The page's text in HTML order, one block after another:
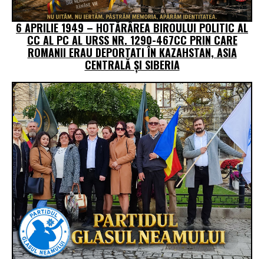
6 APRILIE 1949 – HOTĂRÂREA BIROULUI POLITIC AL
CC AL PC AL URSS NR. 1290-467CC PRIN CARE
ROMANII ERAU DEPORTATI ÎN KAZAHSTAN, ASIA
CENTRALĂ ŞI SIBERIA